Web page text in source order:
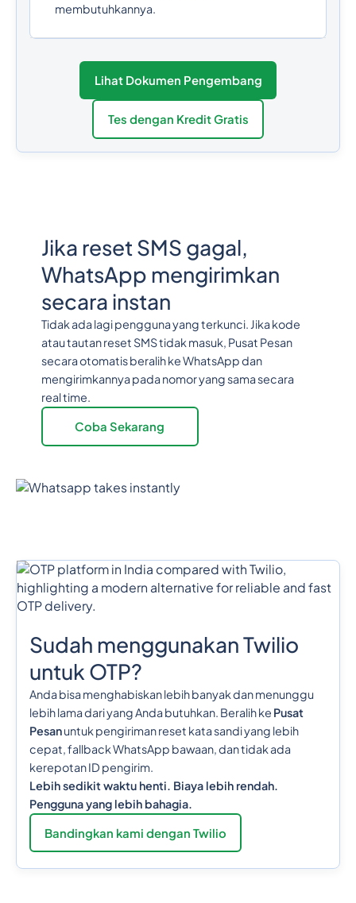
membutuhkannya.
Lihat Dokumen Pengembang
Tes dengan Kredit Gratis
Jika reset SMS gagal,
WhatsApp mengirimkan
secara instan
Tidak ada lagi pengguna yang terkunci. Jika kode
atau tautan reset SMS tidak masuk, Pusat Pesan
secara otomatis beralih ke WhatsApp dan
mengirimkannya pada nomor yang sama secara
real time.
Coba Sekarang
Sudah menggunakan Twilio
untuk OTP?
Anda bisa menghabiskan lebih banyak dan menunggu
lebih lama dari yang Anda butuhkan. Beralih ke Pusat
Pesanuntuk pengiriman reset kata sandi yang lebih
cepat, fallback WhatsApp bawaan, dan tidak ada
kerepotan ID pengirim.
Lebih sedikit waktu henti. Biaya lebih rendah.
Pengguna yang lebih bahagia.
Bandingkan kami dengan Twilio